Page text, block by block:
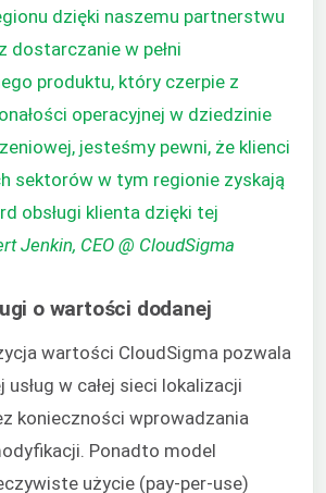
dzięki naszemu partnerstwu
dostarczanie w pełni
produktu, który czerpie z
operacyjnej w dziedzinie
jesteśmy pewni, że klienci
sektorów w tym regionie zyskają
obsługi klienta dzięki tej
Jenkin, CEO @ CloudSigma
o wartości dodanej
wartości CloudSigma pozwala
usług w całej sieci lokalizacji
konieczności wprowadzania
Ponadto model
użycie (pay-per-use)